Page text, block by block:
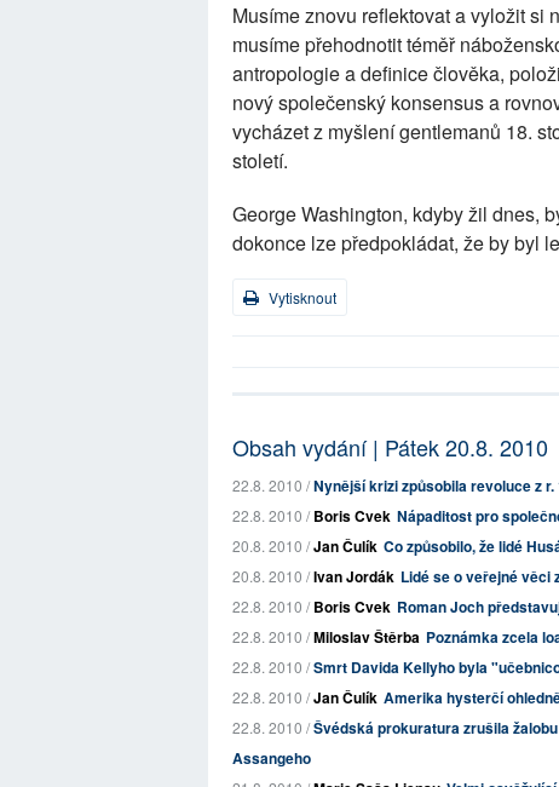
Musíme znovu reflektovat a vyložit si
musíme přehodnotit téměř
antropologie a definice člověka,
nový společenský konsensus a
vycházet z myšlení gentlemanů 18.
století.
George Washington, kdyby žil dnes,
dokonce lze předpokládat, že by byl
Vytisknout
Obsah vydání | Pátek 20.8. 2010
22.8. 2010 /Nynější krizi způsobila revoluce z r.
22.8. 2010 /Boris Cvek Nápaditost pro
20.8. 2010 /Jan Čulík Co způsobilo, že lidé
20.8. 2010 /Ivan Jordák Lidé se o veřejné věci
22.8. 2010 /Boris Cvek Roman Joch
22.8. 2010 /Miloslav Štěrba Poznámka zcela
22.8. 2010 /Smrt Davida Kellyho byla
22.8. 2010 /Jan Čulík Amerika hysterčí
22.8. 2010 /Švédská prokuratura zrušila
Assangeho